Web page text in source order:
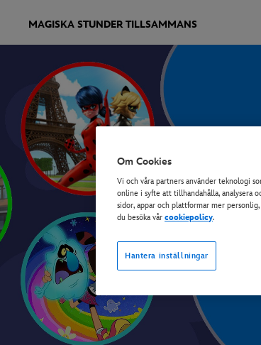
MAGISKA STUNDER TILLSAMMANS
Upplev alla
Om Cookies
Vi och våra partners använder teknologi
online i syfte att tillhandahålla, analysera
sidor, appar och plattformar mer
du besöka vår cookiepolicy.
Hantera inställningar